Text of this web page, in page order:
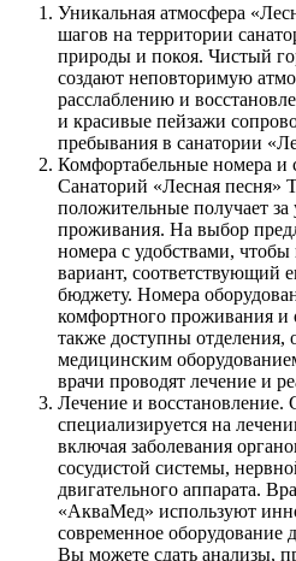
Уникальная атмосфера
шагов на территории
природы и покоя. Чистый
создают неповторимую
расслаблению и
и красивые пейзажи
пребывания в санатории
Комфортабельные номера и
Санаторий «Лесная песня»
положительные получает
проживания. На выбор
номера с удобствами,
вариант, соответствующий
бюджету. Номера
комфортного проживания и
также доступны
медицинским
врачи проводят лечение и
Лечение и восстановление.
специализируется на
включая заболевания
сосудистой системы,
двигательного аппарата.
«АкваМед» используют
современное оборудование
Вы можете сдать анализы,